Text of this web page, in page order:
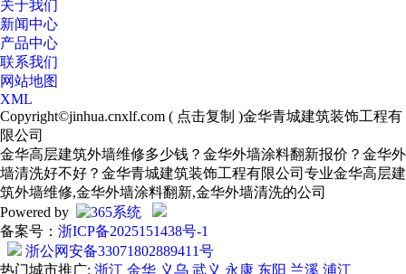
关于我们
新闻中心
产品中心
联系我们
网站地图
XML
Copyright©jinhua.cnxlf.com ( 点击复制 )金华青城建筑装饰工程有
限公司
金华高层建筑外墙维修多少钱？金华外墙涂料翻新报价？金华外
墙清洗好不好？金华青城建筑装饰工程有限公司专业金华高层建
筑外墙维修,金华外墙涂料翻新,金华外墙清洗的公司
Powered by
备案号： 浙ICP备2025151438号-1
浙公网安备33071802889411号
热门城市推广: 浙江 金华 义乌 武义 永康 东阳 兰溪 浦江